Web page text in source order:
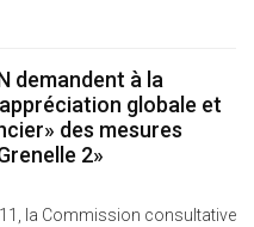
demandent à la
globale et
des mesures
2»
la Commission consultative